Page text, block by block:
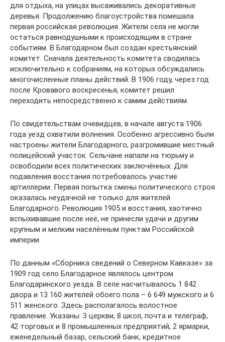
для отдыха, на улицах высаживались декоративные
деревья. Продолжению благоустройства помешала
первая российская революция. Жители села не могли
остаться равнодушными к происходящим в стране
событиям. В Благодарном был создан крестьянский
комитет. Сначала деятельность комитета сводилась
исключительно к собраниям, на которых обсуждались
многочисленные планы действий. В 1906 году, через год
после Кровавого воскресенья, комитет решил
переходить непосредственно к самим действиям.
По свидетельствам очевидцев, в начале августа 1906
года уезд охватили волнения. Особенно агрессивно были
настроены жители Благодарного, разгромившие местный
полицейский участок. Сельчане напали на тюрьму и
освободили всех политических заключённых. Для
подавления восстания потребовалось участие
артиллерии. Первая попытка смены политического строя
оказалась неудачной не только для жителей
Благодарного. Революция 1905 и восстания, хаотично
вспыхивавшие после неё, не принесли удачи и другим
крупным и мелким населённым пунктам Российской
империи.
По данным «Сборника сведений о Северном Кавказе» за
1909 год село Благодарное являлось центром
Благодаринского уезда. В селе насчитывалось 1 842
двора и 13 160 жителей обоего пола – 6 649 мужского и 6
511 женского. Здесь располагалось волостное
правление. Указаны: 3 церкви, 8 школ, почта и телеграф,
42 торговых и 8 промышленных предприятий, 2 ярмарки,
еженедельный базар, сельский банк, кредитное